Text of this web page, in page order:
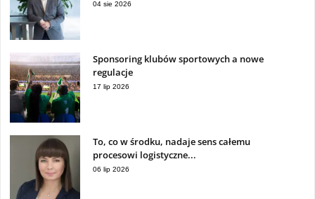
04 sie 2026
Sponsoring klubów sportowych a nowe
regulacje
17 lip 2026
To, co w środku, nadaje sens całemu
procesowi logistyczne...
06 lip 2026